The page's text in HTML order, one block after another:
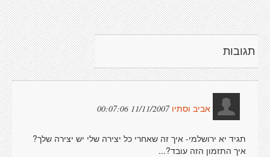
תגובות
אביב וסתיו 11/11/2007 00:07:06
תגיד יא ירושלמי- איך זה שאחרי כל יצירה שלי יש יצירה שלך?
איך התזמון הזה עובד?...